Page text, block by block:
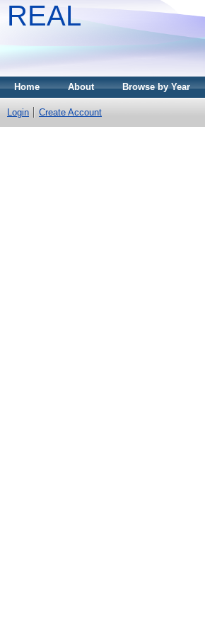
REAL
Home About Browse by Year
Login Create Account